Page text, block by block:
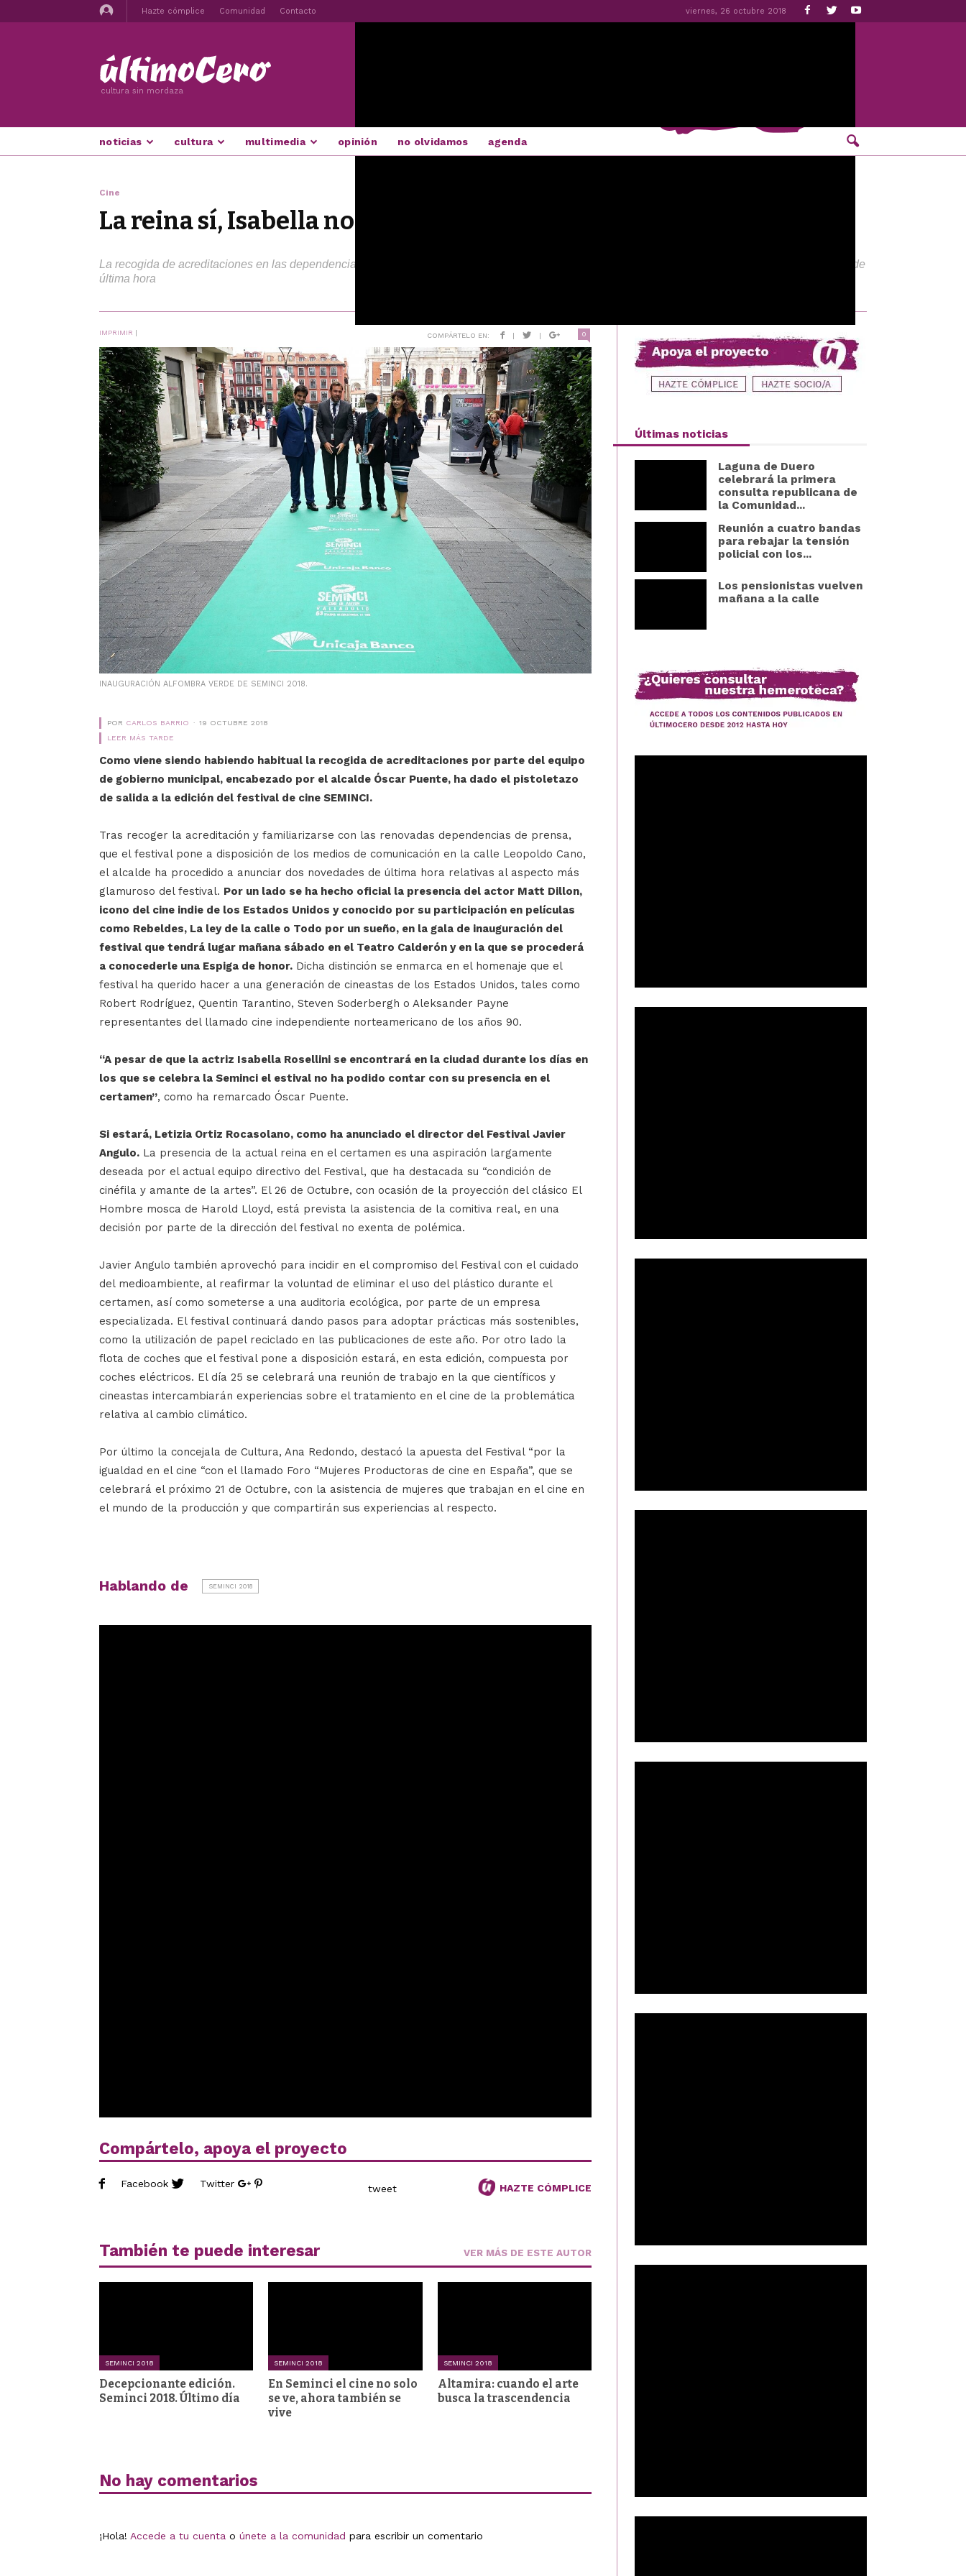
Hazte cómplice Comunidad Contacto viernes, 26 octubre 2018
cultura sin mordaza
noticias cultura multimedia opinión no olvidamos agenda
Cine
La reina sí, Isabella no
La recogida de acreditaciones en las dependencias del Festival en el Teatro Calderón marca el comienzo de una 63 edición no exenta de polémica de
última hora
IMPRIMIR | COMPÁRTELO EN: | | 0
INAUGURACIÓN ALFOMBRA VERDE DE SEMINCI 2018.
POR CARLOS BARRIO
19 OCTUBRE 2018
LEER MÁS TARDE
Como viene siendo habiendo habitual la recogida de acreditaciones por parte del equipo
de gobierno municipal, encabezado por el alcalde Óscar Puente, ha dado el pistoletazo
de salida a la edición del festival de cine SEMINCI.
Tras recoger la acreditación y familiarizarse con las renovadas dependencias de prensa,
que el festival pone a disposición de los medios de comunicación en la calle Leopoldo Cano,
el alcalde ha procedido a anunciar dos novedades de última hora relativas al aspecto más
glamuroso del festival. Por un lado se ha hecho oficial la presencia del actor Matt Dillon,
icono del cine indie de los Estados Unidos y conocido por su participación en películas
como Rebeldes, La ley de la calle o Todo por un sueño, en la gala de inauguración del
festival que tendrá lugar mañana sábado en el Teatro Calderón y en la que se procederá
a conocederle una Espiga de honor. Dicha distinción se enmarca en el homenaje que el
festival ha querido hacer a una generación de cineastas de los Estados Unidos, tales como
Robert Rodríguez, Quentin Tarantino, Steven Soderbergh o Aleksander Payne
representantes del llamado cine independiente norteamericano de los años 90.
“A pesar de que la actriz Isabella Rosellini se encontrará en la ciudad durante los días en
los que se celebra la Seminci el estival no ha podido contar con su presencia en el
certamen”, como ha remarcado Óscar Puente.
Si estará, Letizia Ortiz Rocasolano, como ha anunciado el director del Festival Javier
Angulo. La presencia de la actual reina en el certamen es una aspiración largamente
deseada por el actual equipo directivo del Festival, que ha destacada su “condición de
cinéfila y amante de la artes”. El 26 de Octubre, con ocasión de la proyección del clásico El
Hombre mosca de Harold Lloyd, está prevista la asistencia de la comitiva real, en una
decisión por parte de la dirección del festival no exenta de polémica.
Javier Angulo también aprovechó para incidir en el compromiso del Festival con el cuidado
del medioambiente, al reafirmar la voluntad de eliminar el uso del plástico durante el
certamen, así como someterse a una auditoria ecológica, por parte de un empresa
especializada. El festival continuará dando pasos para adoptar prácticas más sostenibles,
como la utilización de papel reciclado en las publicaciones de este año. Por otro lado la
flota de coches que el festival pone a disposición estará, en esta edición, compuesta por
coches eléctricos. El día 25 se celebrará una reunión de trabajo en la que científicos y
cineastas intercambiarán experiencias sobre el tratamiento en el cine de la problemática
relativa al cambio climático.
Por último la concejala de Cultura, Ana Redondo, destacó la apuesta del Festival “por la
igualdad en el cine “con el llamado Foro “Mujeres Productoras de cine en España”, que se
celebrará el próximo 21 de Octubre, con la asistencia de mujeres que trabajan en el cine en
el mundo de la producción y que compartirán sus experiencias al respecto.
Hablando de SEMINCI 2018
Compártelo, apoya el proyecto
Facebook Twitter tweet HAZTE CÓMPLICE
También te puede interesar VER MÁS DE ESTE AUTOR
SEMINCI 2018
Decepcionante edición.
Seminci 2018. Último día
SEMINCI 2018
En Seminci el cine no solo
se ve, ahora también se
vive
SEMINCI 2018
Altamira: cuando el arte
busca la trascendencia
No hay comentarios
¡Hola! Accede a tu cuenta o únete a la comunidad para escribir un comentario
Últimas noticias
Laguna de Duero
celebrará la primera
consulta republicana de
la Comunidad...
Reunión a cuatro bandas
para rebajar la tensión
policial con los...
Los pensionistas vuelven
mañana a la calle